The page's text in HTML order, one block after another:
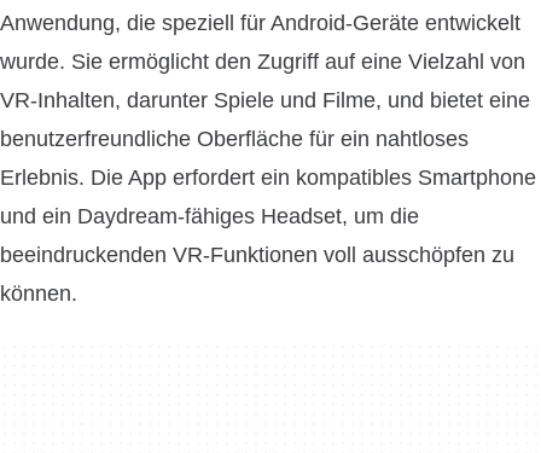
Anwendung, die speziell für Android-Geräte entwickelt
wurde. Sie ermöglicht den Zugriff auf eine Vielzahl von
VR-Inhalten, darunter Spiele und Filme, und bietet eine
benutzerfreundliche Oberfläche für ein nahtloses
Erlebnis. Die App erfordert ein kompatibles Smartphone
und ein Daydream-fähiges Headset, um die
beeindruckenden VR-Funktionen voll ausschöpfen zu
können.